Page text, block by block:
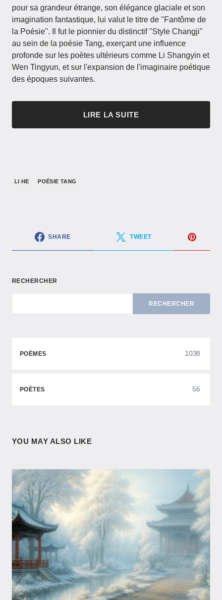
pour sa grandeur étrange, son élégance glaciale et son
imagination fantastique, lui valut le titre de "Fantôme de
la Poésie". Il fut le pionnier du distinctif "Style Changji"
au sein de la poésie Tang, exerçant une influence
profonde sur les poètes ultérieurs comme Li Shangyin et
Wen Tingyun, et sur l'expansion de l'imaginaire poétique
des époques suivantes.
LIRE LA SUITE
LI HE POÉSIE TANG
SHARE TWEET
RECHERCHER
RECHERCHER
POÈMES 1038
POÈTES 56
YOU MAY ALSO LIKE